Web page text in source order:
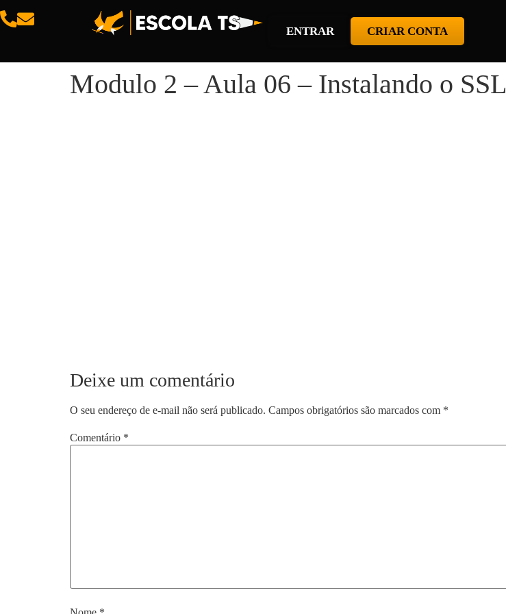
ENTRAR CRIAR CONTA
Modulo 2 – Aula 06 – Instalando o SSL
Deixe um comentário
O seu endereço de e-mail não será publicado. Campos obrigatórios são marcados com *
Comentário *